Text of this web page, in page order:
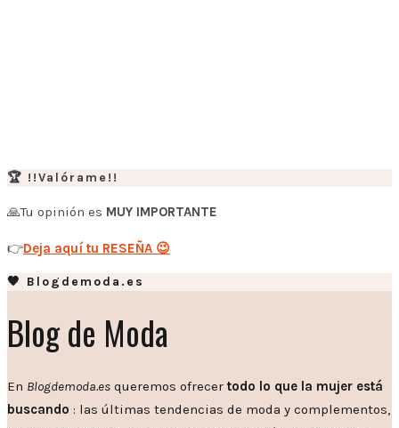
🏆 !!Valórame!!
🙏Tu opinión es MUY IMPORTANTE
👉Deja aquí tu RESEÑA 😉
🧡 Blogdemoda.es
Blog de Moda
En Blogdemoda.es queremos ofrecer todo lo que la mujer está
buscando : las últimas tendencias de moda y complementos,